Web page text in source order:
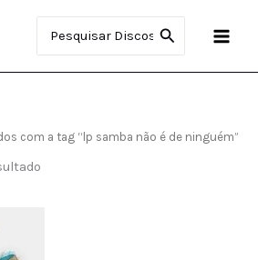
com a tag “lp samba não é de ninguém”